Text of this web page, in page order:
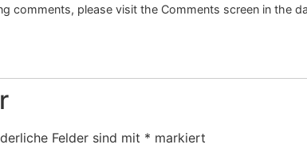
comments, please visit the Comments screen in the
Felder sind mit * markiert